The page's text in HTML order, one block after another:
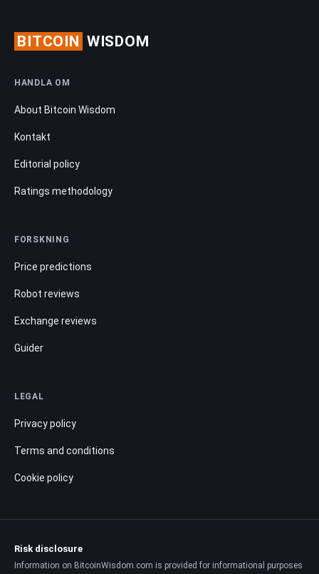
BITCOIN WISDOM
HANDLA OM
About Bitcoin Wisdom
Kontakt
Editorial policy
Ratings methodology
FORSKNING
Price predictions
Robot reviews
Exchange reviews
Guider
LEGAL
Privacy policy
Terms and conditions
Cookie policy
Risk disclosure
Information on BitcoinWisdom.com is provided for informational purposes